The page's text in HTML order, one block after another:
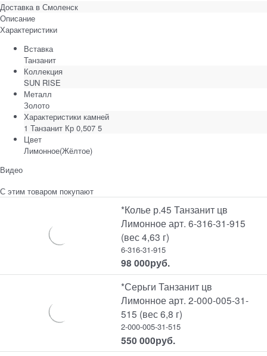
Доставка в Смоленск
Описание
Характеристики
Вставка
Танзанит
Коллекция
SUN RISE
Металл
Золото
Характеристики камней
1 Танзанит Кр 0,507 5
Цвет
Лимонное(Жёлтое)
Видео
С этим товаром покупают
*Колье р.45 Танзанит цв
Лимонное арт. 6-316-31-915
(вес 4,63 г)
6-316-31-915
98 000руб.
*Серьги Танзанит цв
Лимонное арт. 2-000-005-31-
515 (вес 6,8 г)
2-000-005-31-515
550 000руб.